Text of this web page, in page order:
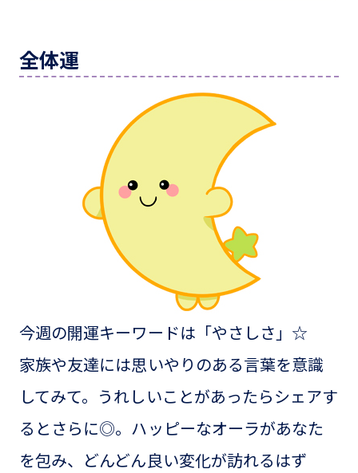
全体運
今週の開運キーワードは「やさしさ」☆
家族や友達には思いやりのある言葉を意識
してみて。うれしいことがあったらシェアす
るとさらに◎。ハッピーなオーラがあなた
を包み、どんどん良い変化が訪れるはず